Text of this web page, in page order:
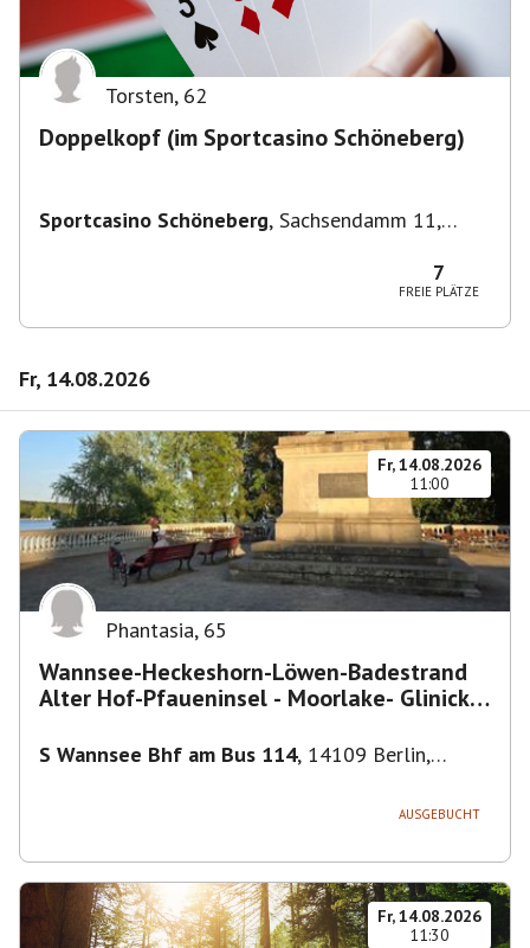
Torsten, 62
Doppelkopf (im Sportcasino Schöneberg)
Sportcasino Schöneberg, Sachsendamm 11,
7
FREIE PLÄTZE
Fr, 14.08.2026
Fr, 14.08.2026
11:00
Phantasia, 65
Wannsee-Heckeshorn-Löwen-Badestrand
Alter Hof-Pfaueninsel - Moorlake- Glinicker
S Wannsee Bhf am Bus 114, 14109 Berlin,
AUSGEBUCHT
Fr, 14.08.2026
11:30